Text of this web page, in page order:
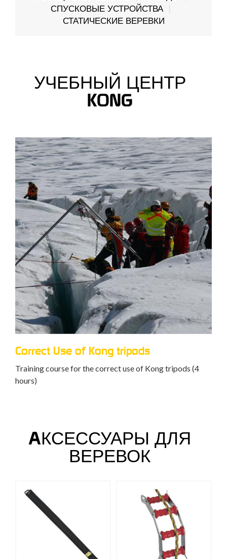
СПУСКОВЫЕ УСТРОЙСТВА
СТАТИЧЕСКИЕ ВЕРЕВКИ
УЧЕБНЫЙ ЦЕНТР
KONG
Correct Use of Kong tripods
Training course for the correct use of Kong tripods (4
hours)
AКСЕССУАРЫ ДЛЯ
ВЕРЕВОК